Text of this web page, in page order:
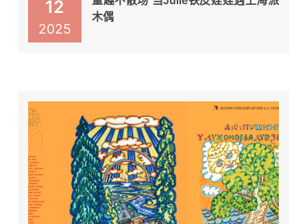
12
2025
木偶